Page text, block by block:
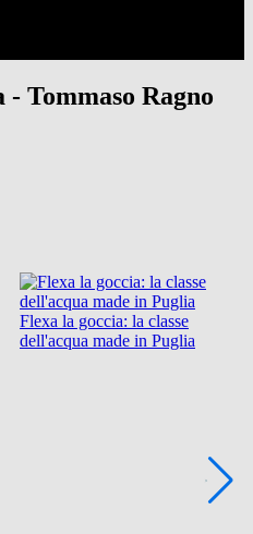
Tommaso Ragno
Flexa la goccia: la classe
dell'acqua made in Puglia